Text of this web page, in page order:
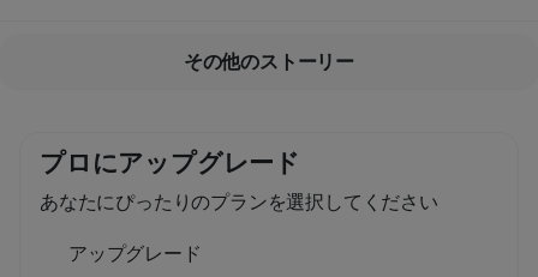
その他のストーリー
プロにアップグレード
あなたにぴったりのプランを選択してください
アップグレード